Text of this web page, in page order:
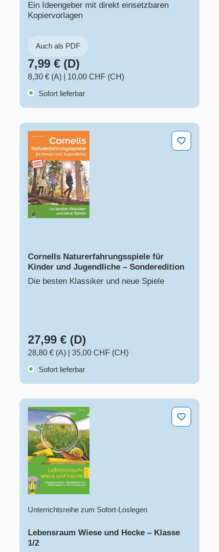
Ein Ideengeber mit direkt einsetzbaren
Kopiervorlagen
Auch als PDF
7,99 € (D)
8,30 € (A)
10,00 CHF (CH)
Sofort lieferbar
Cornells Naturerfahrungsspiele für Kinder und
Cornells Naturerfahrungsspiele für
Kinder und Jugendliche – Sonderedition
Die besten Klassiker und neue Spiele
27,99 € (D)
28,80 € (A)
35,00 CHF (CH)
Sofort lieferbar
Lebensraum Wiese und Hecke – Klasse 1/2
Unterrichtsreihe zum Sofort-Loslegen
Lebensraum Wiese und Hecke – Klasse
1/2